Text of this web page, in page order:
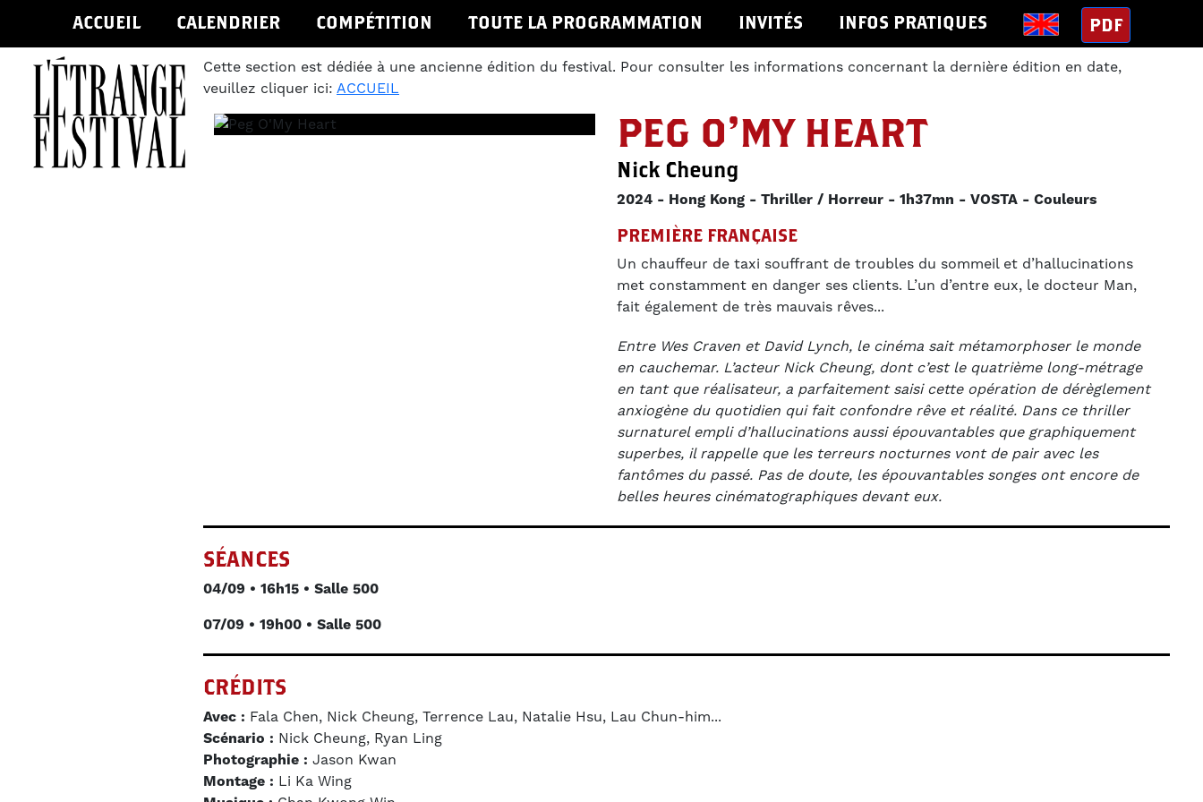
ACCUEIL CALENDRIER COMPÉTITION TOUTE LA PROGRAMMATION INVITÉS INFOS PRATIQUES PDF
Cette section est dédiée à une ancienne édition du festival. Pour consulter les informations concernant la dernière édition en date,
veuillez cliquer ici: ACCUEIL
PEG O'MY HEART
Nick Cheung
2024 Hong Kong Thriller / Horreur 1h37mn VOSTA Couleurs
PREMIÈRE FRANÇAISE
Un chauffeur de taxi souffrant de troubles du sommeil et d’hallucinations
met constamment en danger ses clients. L’un d’entre eux, le docteur Man,
fait également de très mauvais rêves...
Entre Wes Craven et David Lynch, le cinéma sait métamorphoser le monde
en cauchemar. L’acteur Nick Cheung, dont c’est le quatrième long-métrage
en tant que réalisateur, a parfaitement saisi cette opération de dérèglement
anxiogène du quotidien qui fait confondre rêve et réalité. Dans ce thriller
surnaturel empli d’hallucinations aussi épouvantables que graphiquement
superbes, il rappelle que les terreurs nocturnes vont de pair avec les
fantômes du passé. Pas de doute, les épouvantables songes ont encore de
belles heures cinématographiques devant eux.
SÉANCES
04/09 • 16h15 • Salle 500
07/09 • 19h00 • Salle 500
CRÉDITS
Avec : Fala Chen, Nick Cheung, Terrence Lau, Natalie Hsu, Lau Chun-him...
Scénario : Nick Cheung, Ryan Ling
Photographie : Jason Kwan
Montage : Li Ka Wing